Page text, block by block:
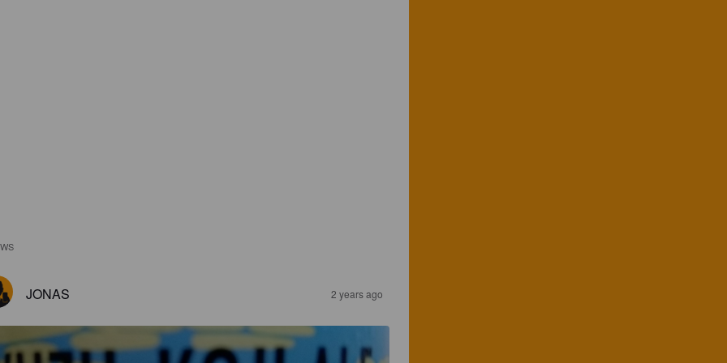
JONAS 2 years ago